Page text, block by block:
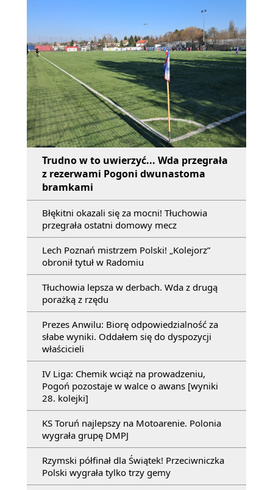
Trudno w to uwierzyć... Wda przegrała
z rezerwami Pogoni dwunastoma
bramkami
Błękitni okazali się za mocni! Tłuchowia
przegrała ostatni domowy mecz
Lech Poznań mistrzem Polski! „Kolejorz”
obronił tytuł w Radomiu
Tłuchowia lepsza w derbach. Wda z drugą
porażką z rzędu
Prezes Anwilu: Biorę odpowiedzialność za
słabe wyniki. Oddałem się do dyspozycji
właścicieli
IV Liga: Chemik wciąż na prowadzeniu,
Pogoń pozostaje w walce o awans [wyniki
28. kolejki]
KS Toruń najlepszy na Motoarenie. Polonia
wygrała grupę DMPJ
Rzymski półfinał dla Świątek! Przeciwniczka
Polski wygrała tylko trzy gemy